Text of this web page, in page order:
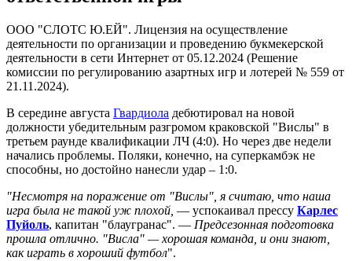
ООО "СЛОТС Ю.ЕЙ". Лицензия на осуществление
деятельности по организации и проведению букмекерской
деятельности в сети Интернет от 05.12.2024 (Решение
комиссии по регулированию азартных игр и лотерей № 559 от
21.11.2024).
В середине августа Гвардиола дебютировал на новой
должности убедительным разгромом краковской "Вислы" в
третьем раунде квалификации ЛЧ (4:0). Но через две недели
начались проблемы. Поляки, конечно, на суперкамбэк не
способны, но достойно нанесли удар – 1:0.
"Несмотря на поражение от "Вислы", я считаю, что наша
игра была не такой уж плохой, — успокаивал прессу Карлес
Пуйоль, капитан "блаугранас". — Предсезонная подготовка
прошла отлично. "Висла" — хорошая команда, и они знают,
как играть в хороший футбол".